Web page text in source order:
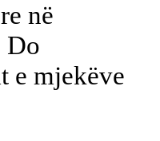
në
Do
e mjekëve